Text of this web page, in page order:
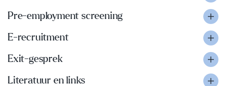
Pre-employment screening
E-recruitment
Exit-gesprek
Literatuur en links